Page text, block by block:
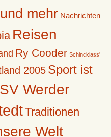
mehr Nachrichten
Reisen
Ry Cooder Schincklass'
2005 Sport ist
SV Werder
Traditionen
Welt